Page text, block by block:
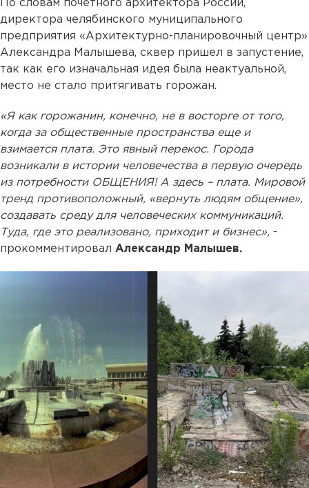
По словам почетного архитектора России,
директора челябинского муниципального
предприятия «Архитектурно-планировочный центр»
Александра Малышева, сквер пришел в запустение,
так как его изначальная идея была неактуальной,
место не стало притягивать горожан.
«Я как горожанин, конечно, не в восторге от того,
когда за общественные пространства еще и
взимается плата. Это явный перекос. Города
возникали в истории человечества в первую очередь
из потребности ОБЩЕНИЯ! А здесь – плата. Мировой
тренд противоположный, «вернуть людям общение»,
создавать среду для человеческих коммуникаций.
Туда, где это реализовано, приходит и бизнес», -
прокомментировал Александр Малышев.